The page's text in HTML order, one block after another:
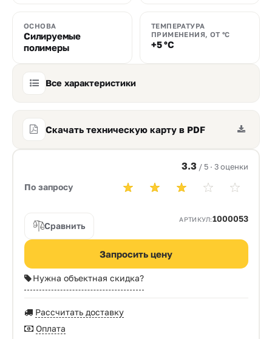
ОСНОВА
Силируемые
полимеры
ТЕМПЕРАТУРА
ПРИМЕНЕНИЯ, ОТ °С
+5 °C
Все характеристики
Скачать техническую карту в PDF
По запросу
3.3 / 5 · 3 оценки
Сравнить
АРТИКУЛ:1000053
Запросить цену
Нужна объектная скидка?
Рассчитать доставку
Оплата